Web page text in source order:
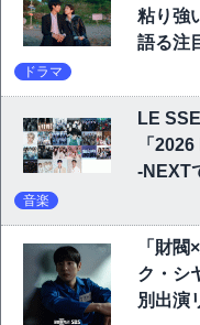
粘り強
語る注
ドラマ
LE
「
-NEXT
音楽
「財
ク・シ
別出演